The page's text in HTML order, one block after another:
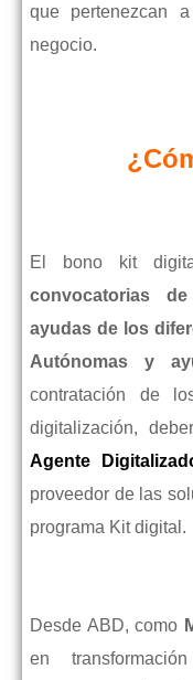
que pertenezcan
negocio.
El bono kit
convocatorias
ayudas de los
Autónomas y
contratación de
digitalización,
Agente
proveedor de las
programa Kit digital.
Desde ABD, como
en